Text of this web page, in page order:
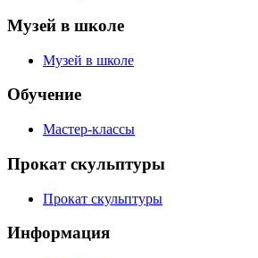
Музей в школе
Музей в школе
Обучение
Мастер-классы
Прокат скульптуры
Прокат скульптуры
Информация